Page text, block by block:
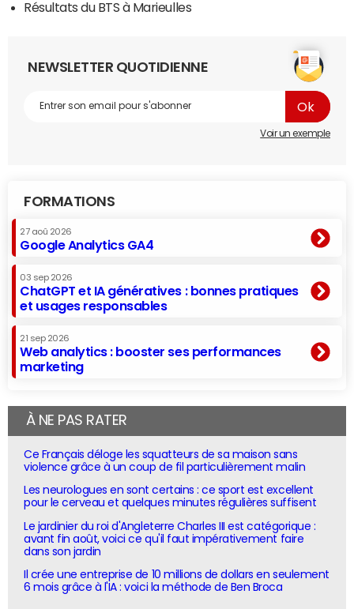
Résultats du BTS à Marieulles
NEWSLETTER QUOTIDIENNE
Voir un exemple
FORMATIONS
27 aoû 2026
Google Analytics GA4
03 sep 2026
ChatGPT et IA génératives : bonnes pratiques
et usages responsables
21 sep 2026
Web analytics : booster ses performances
marketing
À NE PAS RATER
Ce Français déloge les squatteurs de sa maison sans
violence grâce à un coup de fil particulièrement malin
Les neurologues en sont certains : ce sport est excellent
pour le cerveau et quelques minutes régulières suffisent
Le jardinier du roi d'Angleterre Charles III est catégorique :
avant fin août, voici ce qu'il faut impérativement faire
dans son jardin
Il crée une entreprise de 10 millions de dollars en seulement
6 mois grâce à l'IA : voici la méthode de Ben Broca